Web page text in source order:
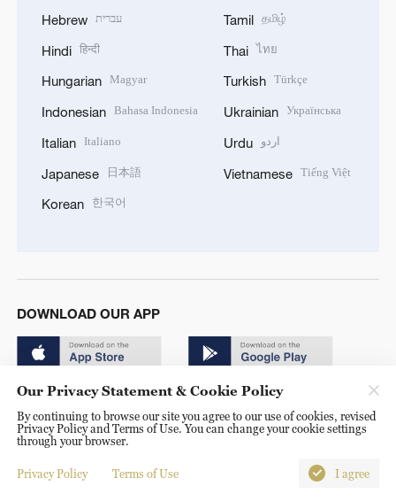
Hebrew עברית
Hindi हिन्दी
Hungarian Magyar
Indonesian Bahasa Indonesia
Italian Italiano
Japanese 日本語
Korean 한국어
Tamil தமிழ்
Thai ไทย
Turkish Türkçe
Ukrainian Українська
Urdu اردو
Vietnamese Tiếng Việt
DOWNLOAD OUR APP
© China Radio International.CRI. All Rights Reserved. 16A
Shijingshan Road, Beijing, China. 100040
Our Privacy Statement & Cookie Policy
By continuing to browse our site you agree to our use of cookies, revised
Privacy Policy and Terms of Use. You can change your cookie settings
through your browser.
Privacy Policy Terms of Use I agree